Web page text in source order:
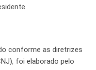
conforme as diretrizes
foi elaborado pelo